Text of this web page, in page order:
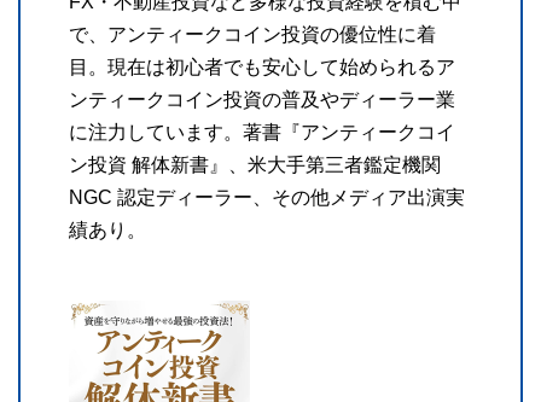
で、アンティークコイン投資の優位性に着
目。現在は初心者でも安心して始められるア
ンティークコイン投資の普及やディーラー業
に注力しています。著書『アンティークコイ
ン投資 解体新書』、米大手第三者鑑定機関
NGC 認定ディーラー、その他メディア出演実
績あり。